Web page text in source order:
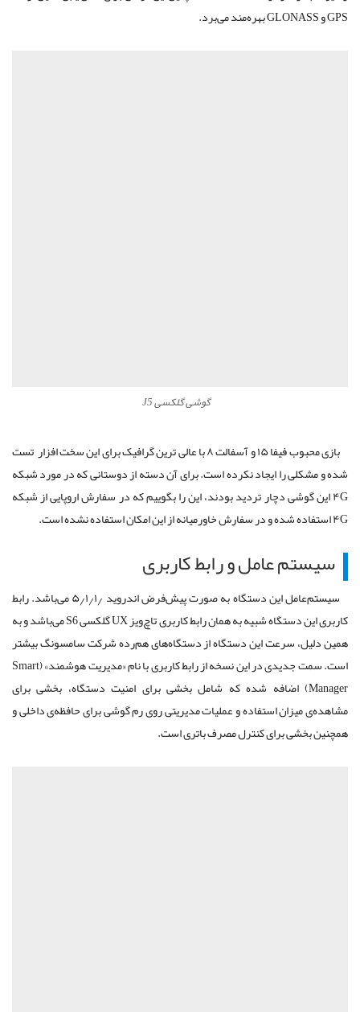
GPS و GLONASS بهره‌مند می‌برد.
گوشی گلکسی J5
بازی محبوب فیفا ۱۵ و آسفالت ۸ با عالی ترین گرافیک برای این سخت افزار تست
شده و مشکلی را ایجاد نکرده است. برای آن دسته از دوستانی که در مورد شبکه
۴G این گوشی دچار تردید بودند، این را بگوییم که در سفارش اروپایی از شبکه
۴G استفاده شده و در سفارش خاورمیانه از این امکان استفاده نشده است.
سیستم عامل و رابط کاربری
سیستم‌عامل این دستگاه به صورت پیش‌فرض اندروید ۵٫۱٫۱٫ می‌باشد. رابط
کاربری این دستگاه شبیه به همان رابط کاربری تاچ‌ویز UX گلکسی S6 می‌باشد و به
همین دلیل، سرعت این دستگاه‌ از دستگاه‌های هم‌رده شرکت سامسونگ بیشتر
است. سمت ‌جدیدی در این نسخه از رابط کاربری با نام «مدیریت هوشمند» (Smart
Manager) اضافه شده که شامل بخشی برای امنیت دستگاه، بخشی برای
مشاهده‌ی میزان استفاده و عملیات مدیریتی روی رم گوشی برای حافظه‌ی داخلی و
همچنین بخشی برای کنترل مصرف باتری است.